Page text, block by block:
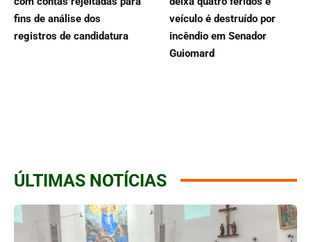
fins de análise dos
registros de candidatura
veículo é destruído por
incêndio em Senador
Guiomard
ÚLTIMAS NOTÍCIAS